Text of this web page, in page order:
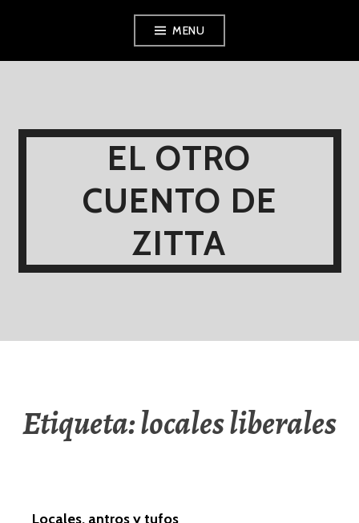
MENU
EL OTRO
CUENTO DE
ZITTA
Etiqueta: locales liberales
Locales, antros y tufos